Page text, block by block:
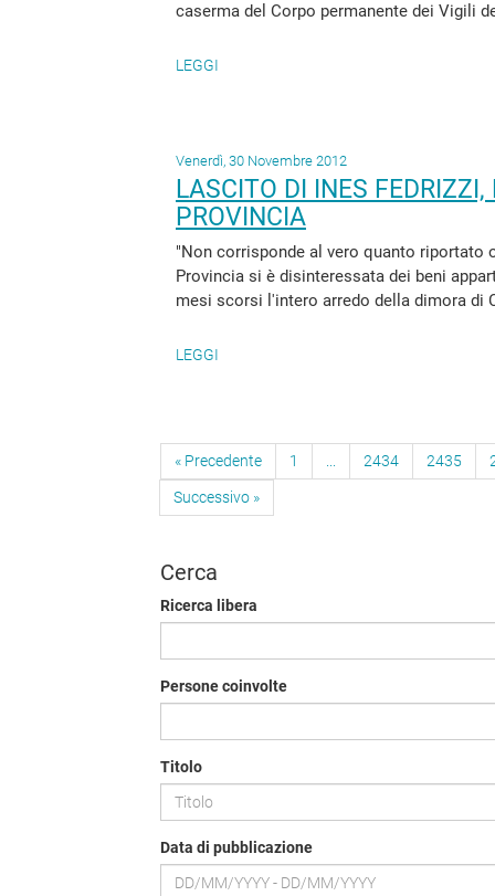
caserma del Corpo permanente dei Vigili
LEGGI
Venerdì, 30 Novembre 2012
LASCITO DI INES
PROVINCIA
"Non corrisponde al vero quanto riportato
Provincia si è disinteressata dei beni
mesi scorsi l'intero arredo della dimora di
LEGGI
« Precedente 1 2434 2435
Successivo »
Cerca
Ricerca libera
Persone coinvolte
Titolo
Data di pubblicazione